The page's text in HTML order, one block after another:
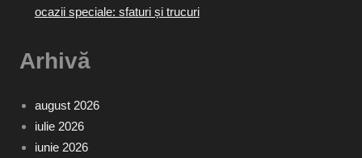
ocazii speciale: sfaturi și trucuri
Arhivă
august 2026
iulie 2026
iunie 2026